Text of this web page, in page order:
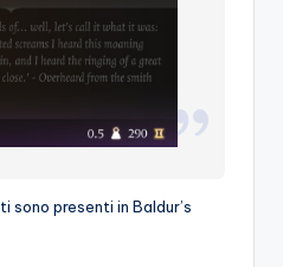
sono presenti in Baldur’s